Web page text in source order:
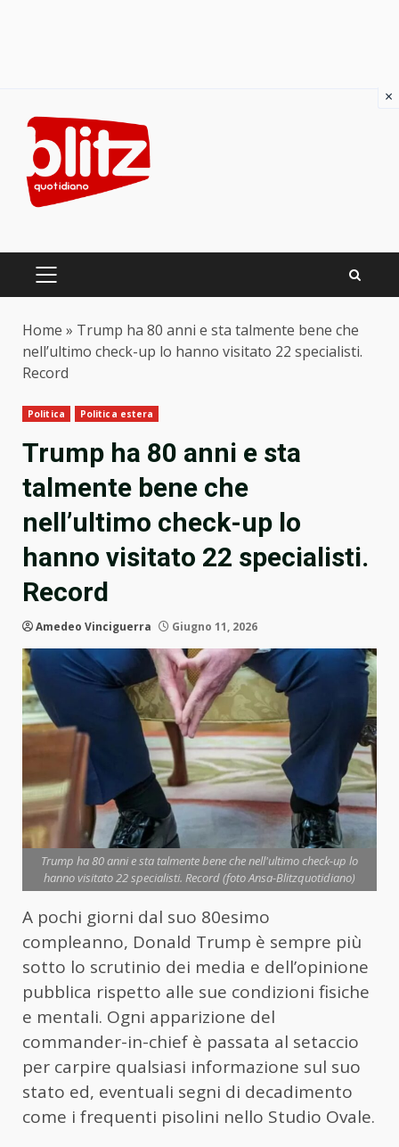
content
PRIMARY
Home » Trump ha 80 anni e sta talmente bene che
nell’ultimo check-up lo hanno visitato 22 specialisti.
Record
Politica Politica estera
Trump ha 80 anni e sta
talmente bene che
nell’ultimo check-up lo
hanno visitato 22 specialisti.
Record
Amedeo Vinciguerra Giugno 11, 2026
Trump ha 80 anni e sta talmente bene che nell'ultimo check-up lo
hanno visitato 22 specialisti. Record (foto Ansa-Blitzquotidiano)
A pochi giorni dal suo 80esimo
compleanno, Donald Trump è sempre più
sotto lo scrutinio dei media e dell’opinione
pubblica rispetto alle sue condizioni fisiche
e mentali. Ogni apparizione del
commander-in-chief è passata al setaccio
per carpire qualsiasi informazione sul suo
stato ed, eventuali segni di decadimento
come i frequenti pisolini nello Studio Ovale.
×